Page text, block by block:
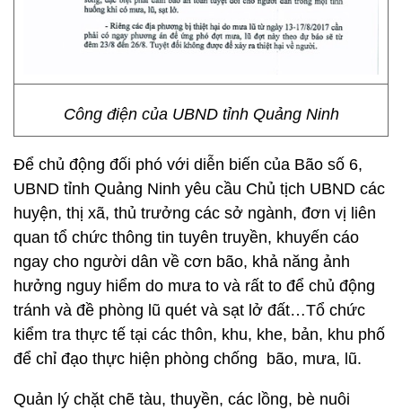
Công điện của UBND tỉnh Quảng Ninh
Để chủ động đối phó với diễn biến của Bão số 6,
UBND tỉnh Quảng Ninh yêu cầu Chủ tịch UBND các
huyện, thị xã, thủ trưởng các sở ngành, đơn vị liên
quan tổ chức thông tin tuyên truyền, khuyến cáo
ngay cho người dân về cơn bão, khả năng ảnh
hưởng nguy hiểm do mưa to và rất to để chủ động
tránh và đề phòng lũ quét và sạt lở đất…Tổ chức
kiểm tra thực tế tại các thôn, khu, khe, bản, khu phố
để chỉ đạo thực hiện phòng chống bão, mưa, lũ.
Quản lý chặt chẽ tàu, thuyền, các lồng, bè nuôi